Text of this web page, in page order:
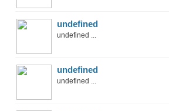
undefined
undefined ...
undefined
undefined ...